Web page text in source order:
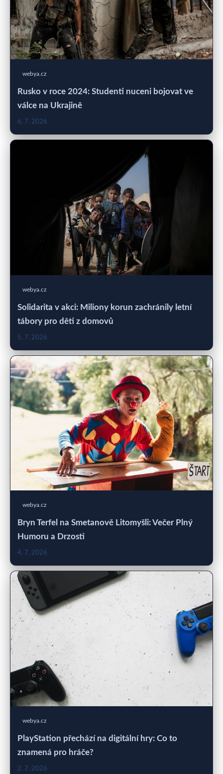
webya.cz
Rusko v roce 2024: Studenti nuceni bojovat ve
válce na Ukrajině
6. 7. 2026
webya.cz
Solidarita v akci: Miliony korun zachránily letní
tábory pro děti z domovů
5. 7. 2026
webya.cz
Bryn Terfel na Smetanově Litomyšli: Večer Plný
Humoru a Drzosti
4. 7. 2026
webya.cz
PlayStation přechází na digitální hry: Co to
znamená pro hráče?
2. 7. 2026